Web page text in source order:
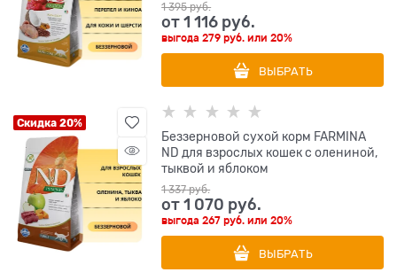
1 395 руб.
от1 116 руб.
выгода279 руб. или20%
ВЫБРАТЬ
Скидка 20%
Беззерновой cухой корм FARMINA
ND для взрослых кошек с олениной,
тыквой и яблоком
1 337 руб.
от1 070 руб.
выгода267 руб. или20%
ВЫБРАТЬ